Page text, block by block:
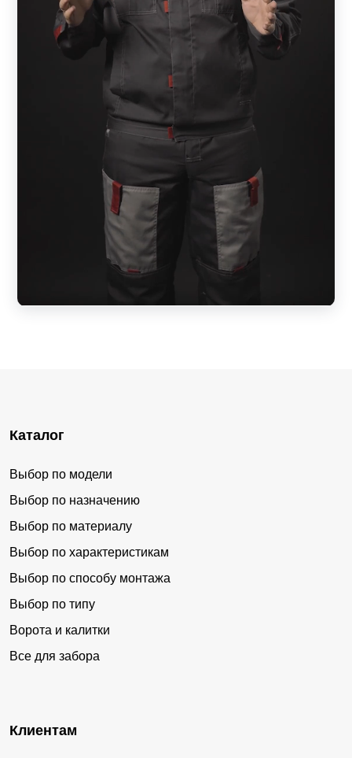
Каталог
Выбор по модели
Выбор по назначению
Выбор по материалу
Выбор по характеристикам
Выбор по способу монтажа
Выбор по типу
Ворота и калитки
Все для забора
Клиентам